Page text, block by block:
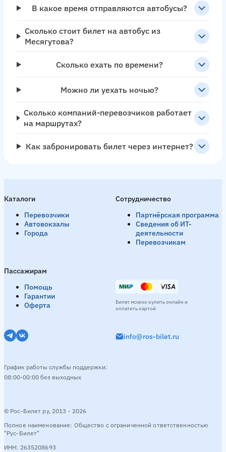
В какое время отправляются автобусы?
Сколько стоит билет на автобус из
Месягутова?
Сколько ехать по времени?
Можно ли уехать ночью?
Сколько компаний-перевозчиков работает
на маршрутах?
Как забронировать билет через интернет?
Каталоги
Перевозчики
Автовокзалы
Города
Пассажирам
Помощь
Гарантии
Оферта
Сотрудничество
Партнёрская программа
Сведения об ИТ-
деятельности
Перевозчикам
© Рос-Билет ру, 2013 - 2026
Полное наименование: Общество с ограниченной ответственностью
"Рус-Билет"
ИНН: 2635208693
info@ros-bilet.ru
График работы службы поддержки:
08:00-00:00 без выходных
Билет можно купить онлайн и
оплатить картой